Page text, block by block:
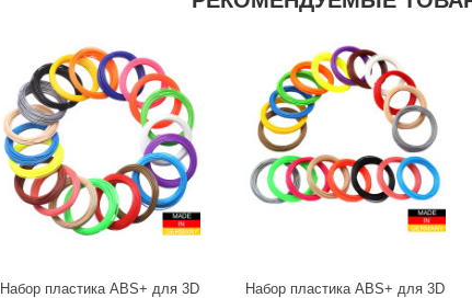
Набор пластика ABS+ для 3D
Набор пластика ABS+ для 3D